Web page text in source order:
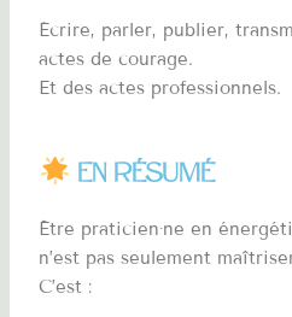
Écrire, parler, publier,
actes de courage.
Et des actes professionnels.
En résumé
Être praticien·ne en
n’est pas seulement
C’est :